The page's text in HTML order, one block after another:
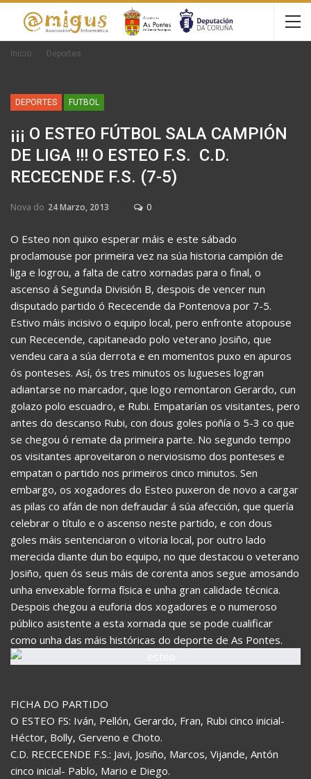
Inicio Deportes
DEPORTES FUTBOL
¡¡¡ O ESTEO FÚTBOL SALA CAMPIÓN
DE LIGA !!! O ESTEO F.S.  C.D.
RECECENDE F.S. (7-5)
Nova do 24 Marzo, 2013 0
O Esteo non quixo esperar máis e este sábado
proclamouse por primeira vez na súa historia campión de
liga e logrou, a falta de catro xornadas para o final, o
ascenso á Segunda División B, despois de vencer nun
disputado partido ó Rececende da Pontenova por 7-5.
Estivo máis incisivo o equipo local, pero enfronte atopouse
cun Rececende, capitaneado polo veterano Josiño, que
vendeu cara a súa derrota e en momentos puxo en apuros
ós ponteses. Así, ós tres minutos os lugueses logran
adiantarse no marcador, que logo remontaron Gerardo, cun
golazo polo escuadro, e Rubi. Empatarían os visitantes, pero
antes do descanso Rubi, con dous goles poñía o 5-3 co que
se chegou ó remate da primeira parte. No segundo tempo
os visitantes aproveitaron o nerviosismo dos ponteses e
empatan o partido nos primeiros cinco minutos. Sen
embargo, os xogadores do Esteo puxeron de novo a cargar
as pilas co afán de non defraudar á súa afección, que quería
celebrar o título e o ascenso neste partido, e con dous
goles máis sentenciaron o vitoria local, por outro lado
merecida diante dun bo equipo, no que destacou o veterano
Josiño, quen ós seus máis de corenta anos segue amosando
unha envexable forma física e unha gran calidade técnica.
Despois chegou a euforia dos xogadores e o numeroso
público asistente a esta xornada que se pode cualificar
como unha das máis históricas do deporte de As Pontes.
FICHA DO PARTIDO
O ESTEO FS: Iván, Pellón, Gerardo, Fran, Rubi cinco inicial-
Héctor, Bolly, Gerveno e Choto.
C.D. RECECENDE F.S.: Javi, Josiño, Marcos, Vijande, Antón
cinco inicial- Pablo, Mario e Diego.